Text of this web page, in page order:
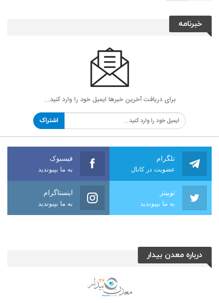
خبرنامه
برای دریافت آخرین خبرها ایمیل خود را وارد کنید...
اشتراک
تلگرام
عضویت در کانال
فیسبوک
به ما بپیوندید
توییتر
به ما بپیوندید
اینستاگرام
به ما بپیوندید
درباره معدن بیدار